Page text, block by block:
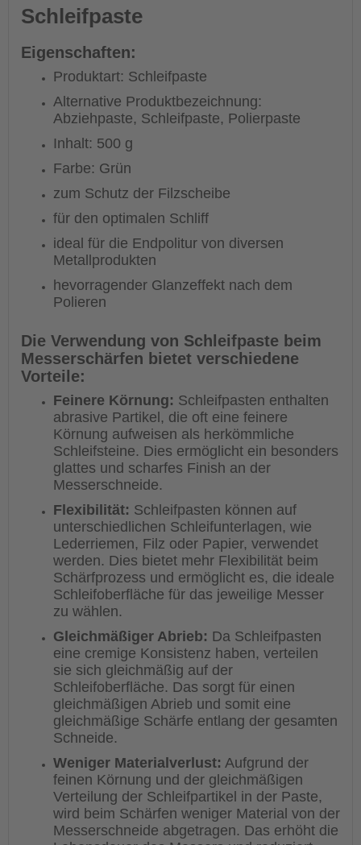
Schleifpaste
Eigenschaften:
Produktart: Schleifpaste
Alternative Produktbezeichnung:
Abziehpaste, Schleifpaste, Polierpaste
Inhalt: 500 g
Farbe: Grün
zum Schutz der Filzscheibe
für den optimalen Schliff
ideal für die Endpolitur von diversen
Metallprodukten
hevorragender Glanzeffekt nach dem
Polieren
Die Verwendung von Schleifpaste beim
Messerschärfen bietet verschiedene
Vorteile:
Feinere Körnung: Schleifpasten enthalten
abrasive Partikel, die oft eine feinere
Körnung aufweisen als herkömmliche
Schleifsteine. Dies ermöglicht ein besonders
glattes und scharfes Finish an der
Messerschneide.
Flexibilität: Schleifpasten können auf
unterschiedlichen Schleifunterlagen, wie
Lederriemen, Filz oder Papier, verwendet
werden. Dies bietet mehr Flexibilität beim
Schärfprozess und ermöglicht es, die ideale
Schleifoberfläche für das jeweilige Messer
zu wählen.
Gleichmäßiger Abrieb: Da Schleifpasten
eine cremige Konsistenz haben, verteilen
sie sich gleichmäßig auf der
Schleifoberfläche. Das sorgt für einen
gleichmäßigen Abrieb und somit eine
gleichmäßige Schärfe entlang der gesamten
Schneide.
Weniger Materialverlust: Aufgrund der
feinen Körnung und der gleichmäßigen
Verteilung der Schleifpartikel in der Paste,
wird beim Schärfen weniger Material von der
Messerschneide abgetragen. Das erhöht die